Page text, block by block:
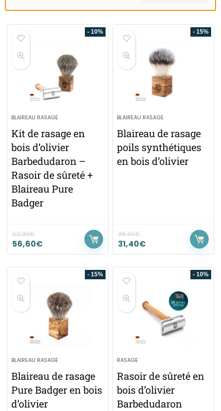
- 10%
BLAIREAU RASAGE
Kit de rasage en
bois d’olivier
Barbedudaron –
Rasoir de sûreté +
Blaireau Pure
Badger
62,90€
56,60€
- 15%
BLAIREAU RASAGE
Blaireau de rasage
poils synthétiques
en bois d’olivier
36,90€
31,40€
- 15%
BLAIREAU RASAGE
Blaireau de rasage
Pure Badger en bois
d’olivier
- 10%
RASAGE
Rasoir de sûreté en
bois d’olivier
Barbedudaron